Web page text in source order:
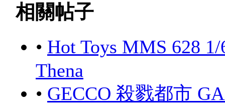
相關帖子
• Hot Toys MMS 628
Thena
• GECCO 殺戮都市